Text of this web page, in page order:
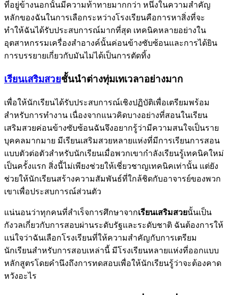
ที่อยู่ข้างนอกนั้นมีความท้าทายมากกว่า หนึ่งในความสำคัญ
หลักของฉันในการเลือกระหว่างโรงเรียนคือการหาสิ่งที่จะ
ทำให้ฉันได้รับประสบการณ์มากที่สุด เทคนิคหลายอย่างใน
อุตสาหกรรมเครื่องสำอางค์นั้นค่อนข้างซับซ้อนและการได้ยิน
การบรรยายเกี่ยวกับมันไม่ได้เป็นการตัดทิ้ง
เรียนเสริมสวยชั้นนำต่างทุ่มเทเวลาอย่างมาก
เพื่อให้นักเรียนได้รับประสบการณ์เชิงปฏิบัติเพื่อเตรียมพร้อม
สำหรับการทำงาน เนื่องจากแนวคิดบางอย่างที่สอนในเรียน
เสริมสวยค่อนข้างซับซ้อนฉันจึงอยากรู้ว่ามีความสนใจเป็นราย
บุคคลมากมาย มีเรียนเสริมสวยหลายแห่งที่มีการเรียนการสอน
แบบตัวต่อตัวสำหรับนักเรียนเมื่อพวกเขากำลังเรียนรู้เทคนิคใหม่
เป็นครั้งแรก สิ่งนี้ไม่เพียงช่วยให้เชี่ยวชาญเทคนิคเท่านั้น แต่ยัง
ช่วยให้นักเรียนสร้างความสัมพันธ์ที่ใกล้ชิดกับอาจารย์ของพวก
เขาเพื่อประสบการณ์ส่วนตัว
แน่นอนว่าทุกคนที่สำเร็จการศึกษาจากเรียนเสริมสวยนั้นเป็น
กังวลเกี่ยวกับการสอบผ่านระดับรัฐและระดับชาติ ฉันต้องการให้
แน่ใจว่าฉันเลือกโรงเรียนที่ให้ความสำคัญกับการเตรียม
นักเรียนสำหรับการสอบเหล่านี้ มีโรงเรียนหลายแห่งที่ออกแบบ
หลักสูตรโดยคำนึงถึงการทดสอบเพื่อให้นักเรียนรู้ว่าจะต้องคาด
หวังอะไร